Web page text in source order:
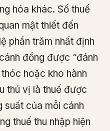
hóa khác. Số thuế
mật thiết đến
phần trăm nhất định
đồng được “đánh
hoặc kho hành
thú vị là thuế được
suất của mỗi cánh
thuế thu nhập hiện